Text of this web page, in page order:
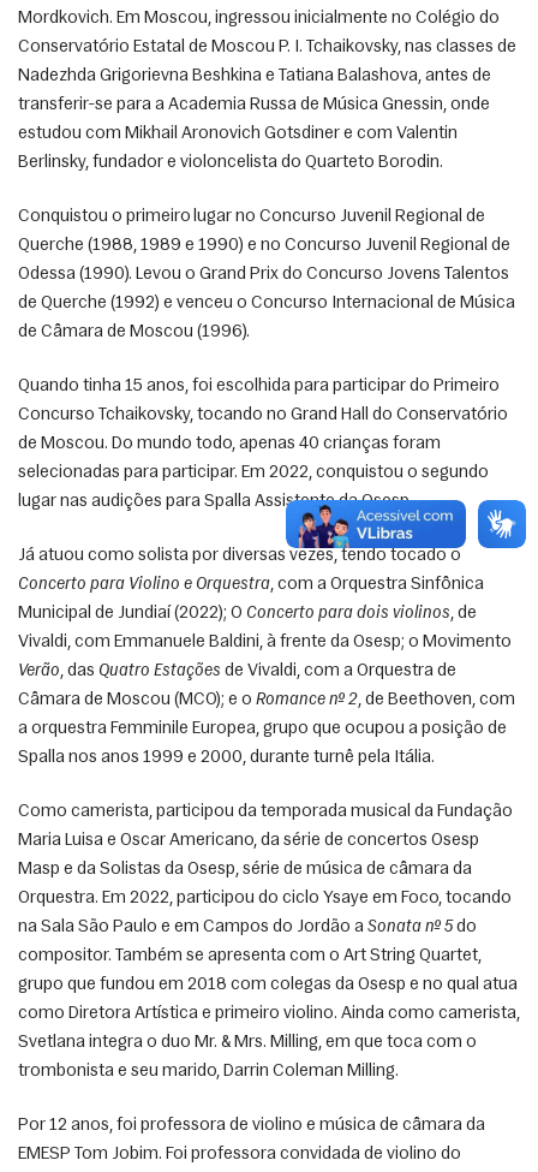
Mordkovich. Em Moscou, ingressou inicialmente no Colégio do
Conservatório Estatal de Moscou P. I. Tchaikovsky, nas classes de
Nadezhda Grigorievna Beshkina e Tatiana Balashova, antes de
transferir-se para a Academia Russa de Música Gnessin, onde
estudou com Mikhail Aronovich Gotsdiner e com Valentin
Berlinsky, fundador e violoncelista do Quarteto Borodin.
Conquistou o primeiro lugar no Concurso Juvenil Regional de
Querche (1988, 1989 e 1990) e no Concurso Juvenil Regional de
Odessa (1990). Levou o Grand Prix do Concurso Jovens Talentos
de Querche (1992) e venceu o Concurso Internacional de Música
de Câmara de Moscou (1996).
Quando tinha 15 anos, foi escolhida para participar do Primeiro
Concurso Tchaikovsky, tocando no Grand Hall do Conservatório
de Moscou. Do mundo todo, apenas 40 crianças foram
selecionadas para participar. Em 2022, conquistou o segundo
lugar nas audições para Spalla Assistente da Osesp.
Concerto para Violino e Orquestra, com a Orquestra Sinfônica
Municipal de Jundiaí (2022); O Concerto para dois violinos, de
Verão, das Quatro Estações de Vivaldi, com a Orquestra de
Câmara de Moscou (MCO); e o Romance nº 2, de Beethoven, com
a orquestra Femminile Europea, grupo que ocupou a posição de
Spalla nos anos 1999 e 2000, durante turnê pela Itália.
Como camerista, participou da temporada musical da Fundação
Maria Luisa e Oscar Americano, da série de concertos Osesp
Masp e da Solistas da Osesp, série de música de câmara da
Orquestra. Em 2022, participou do ciclo Ysaye em Foco, tocando
na Sala São Paulo e em Campos do Jordão a Sonata nº 5 do
compositor. Também se apresenta com o Art String Quartet,
grupo que fundou em 2018 com colegas da Osesp e no qual atua
como Diretora Artística e primeiro violino. Ainda como camerista,
Svetlana integra o duo Mr. & Mrs. Milling, em que toca com o
trombonista e seu marido, Darrin Coleman Milling.
Por 12 anos, foi professora de violino e música de câmara da
EMESP Tom Jobim. Foi professora convidada de violino do